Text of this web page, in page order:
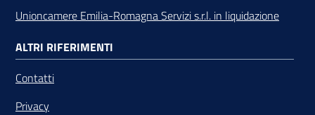
Unioncamere Emilia-Romagna Servizi s.r.l. in liquidazione
ALTRI RIFERIMENTI
Contatti
Privacy